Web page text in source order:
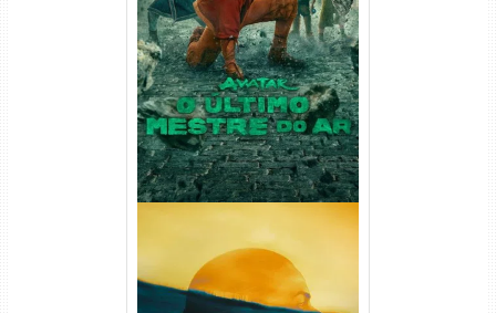
Avatar: O Último Mestre do
Ar 2ª Temporada Torrent
(2026) WEB-DL 1080p Dual
Áudio